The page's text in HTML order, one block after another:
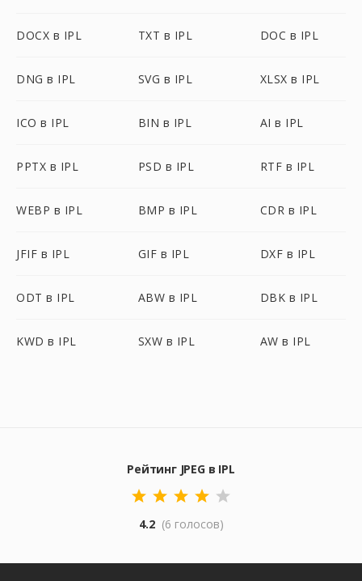
DOCX в IPL TXT в IPL DOC в IPL
DNG в IPL SVG в IPL XLSX в IPL
ICO в IPL BIN в IPL AI в IPL
PPTX в IPL PSD в IPL RTF в IPL
WEBP в IPL BMP в IPL CDR в IPL
JFIF в IPL GIF в IPL DXF в IPL
ODT в IPL ABW в IPL DBK в IPL
KWD в IPL SXW в IPL AW в IPL
Рейтинг JPEG в IPL
4.2 (6 голосов)